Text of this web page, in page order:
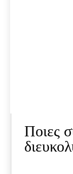
Ποιες